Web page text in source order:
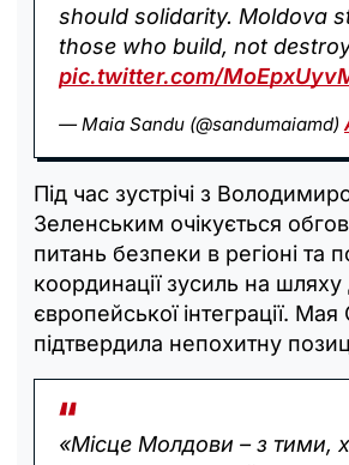
should solidarity. Moldova
those who build, not
pic.twitter.com/
— Maia Sandu (@sandumaiamd)
Під час зустрічі з
Зеленським очікується
питань безпеки в регіоні та
координації зусиль на шляху
європейської інтеграції.
підтвердила непохитну
«Місце Молдови – з тими,